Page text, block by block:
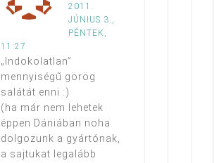
2011.
JÚNIUS 3.,
PÉNTEK,
11:27
„Indokolatlan”
mennyiségű görög
salátát enni :)
(ha már nem lehetek
éppen Dániában noha
dolgozunk a gyártónak,
a sajtukat legalább